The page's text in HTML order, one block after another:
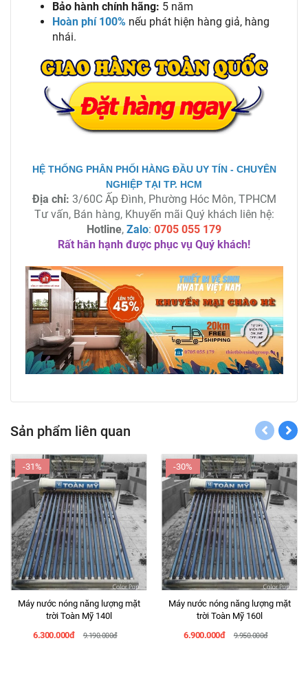
Bảo hành chính hãng: 5 năm
Hoàn phí 100% nếu phát hiện hàng giả, hàng
nhái.
HỆ THỐNG PHÂN PHỐI HÀNG ĐẦU UY TÍN - CHUYÊN
NGHIỆP TẠI TP. HCM
Địa chỉ: 3/60C Ấp Đình, Phường Hóc Môn, TPHCM
Tư vấn, Bán hàng, Khuyến mãi Quý khách liên hệ:
Hotline, Zalo: 0705 055 179
Rất hân hạnh được phục vụ Quý khách!
Sản phẩm liên quan
-31%
Máy nước nóng năng lượng mặt
trời Toàn Mỹ 140l
6.300.000đ
9.190.000đ
-30%
Máy nước nóng năng lượng mặt
trời Toàn Mỹ 160l
6.900.000đ
9.950.000đ